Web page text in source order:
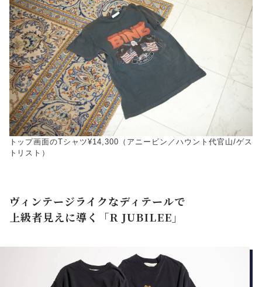
トップ画面のTシャツ¥14,300（アニービン／ハウント代官山/ゲス
トリスト）
ヴィンテージライクなディテールで
上級者見えに導く「R JUBILEE」